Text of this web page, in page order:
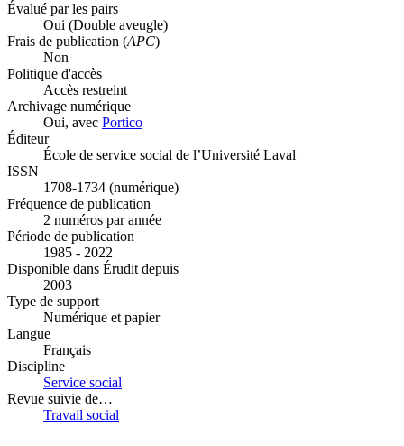
Évalué par les pairs
Oui (Double aveugle)
Frais de publication (APC)
Non
Politique d'accès
Accès restreint
Archivage numérique
Oui, avec Portico
Éditeur
École de service social de l’Université Laval
ISSN
1708-1734 (numérique)
Fréquence de publication
2 numéros par année
Période de publication
1985 - 2022
Disponible dans Érudit depuis
2003
Type de support
Numérique et papier
Langue
Français
Discipline
Service social
Revue suivie de…
Travail social